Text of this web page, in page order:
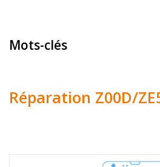
Mots-clés
Réparation Z00D/